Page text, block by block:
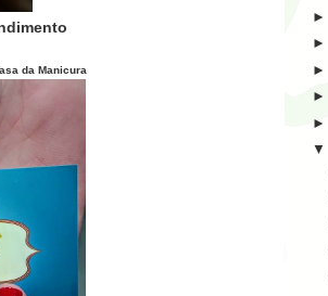
►
►
►
►
►
▼